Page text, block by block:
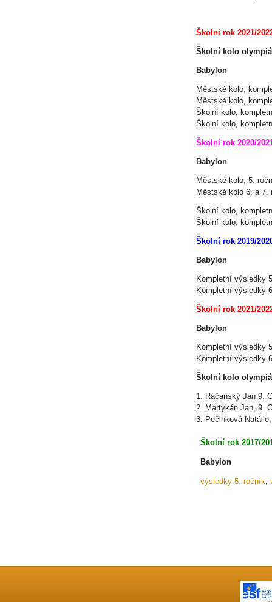
Školní rok 2021/
Školní kolo
Babylon
Městské kolo,
Městské kolo,
Školní kolo,
Školní kolo,
Školní rok 2020/
Babylon
Městské kolo, 5.
Městské kolo 6. a
Školní kolo,
Školní kolo,
Školní rok 2019/
Babylon
Kompletní výsledky
Kompletní výsledky
Školní rok 2021/
Babylon
Kompletní výsledky
Kompletní výsledky
Školní kolo
1. Račanský Jan 9. C
2. Martykán Jan, 9. C
3. Pečinková
Školní rok 2017/
Babylon
výsledky 5. ročník